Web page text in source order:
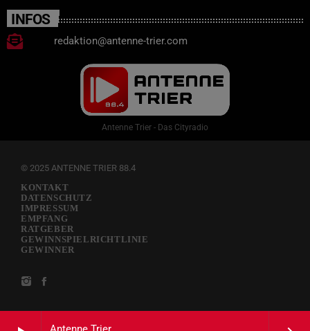
INFOS
redaktion@antenne-trier.com
Antenne Trier - Das Cityradio
© 2025 ANTENNE TRIER 88.4
KONTAKT
DATENSCHUTZ
IMPRESSUM
EMPFANG
RATGEBER
GEWINNSPIELRICHTLINIE
GEWINNER